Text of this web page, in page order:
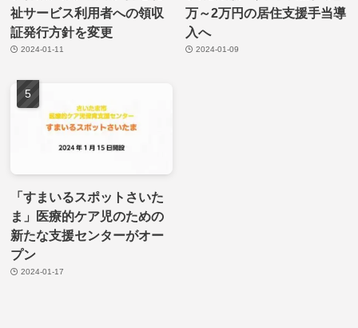
祉サービス利用者への領収
証発行方針を変更
2024-01-11
万～2万円の居住支援手当導
入へ
2024-01-09
「すまいるスポットさいた
ま」医療的ケア児のための
新たな支援センターがオー
プン
2024-01-17